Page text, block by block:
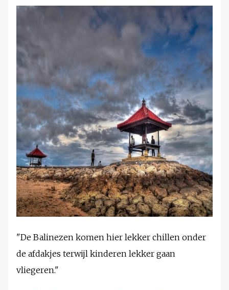
"De Balinezen komen hier lekker chillen onder
de afdakjes terwijl kinderen lekker gaan
vliegeren."